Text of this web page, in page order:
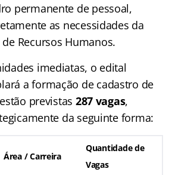
permanente de pessoal,
as necessidades da
Recursos Humanos.
imediatas, o edital
a formação de cadastro de
previstas 287 vagas,
da seguinte forma:
Área / Carreira
Quantidade de
Vagas